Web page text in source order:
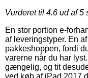
Vurderet til 4.6 ud af 5
En stor portion e-
af leveringstyper. En
pakkeshoppen, fordi
varerne når du har
gængelig, og tit
ved køb af iPad 2017